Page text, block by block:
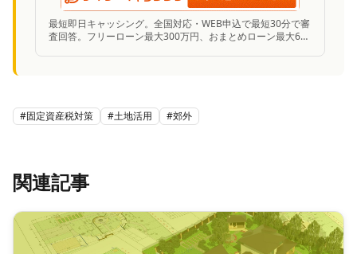
最短即日キャッシング。全国対応・WEB申込で最短30分で審
査回答。フリーローン最大300万円、おまとめローン最大600
#固定資産税対策 #土地活用 #郊外
関連記事